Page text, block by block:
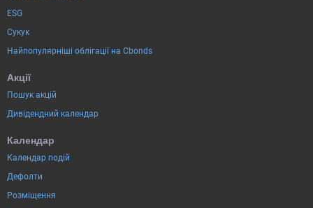
ESG
Сукук
Найпопулярніші облігації на Cbonds
Акції
Пошук акцій
Дивідендний календар
Календар
Календар подій
Дефолти
Розміщення